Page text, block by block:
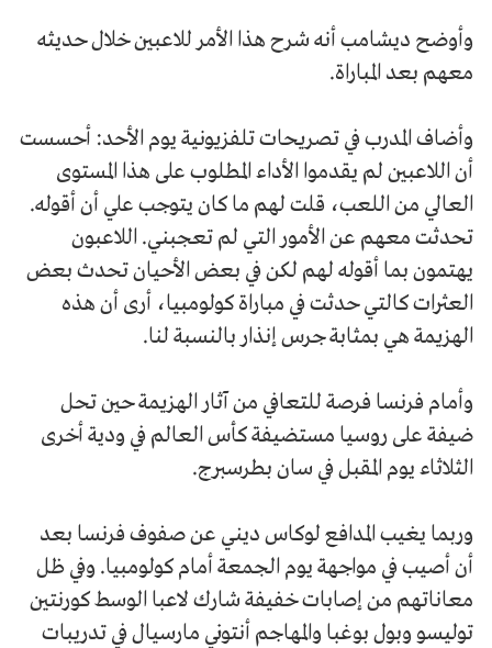
وأوضح ديشامب أنه شرح هذا الأمر للاعبين خلال حديثه
معهم بعد المباراة.
وأضاف المدرب في تصريحات تلفزيونية يوم الأحد: أحسست
أن اللاعبين لم يقدموا الأداء المطلوب على هذا المستوى
العالي من اللعب، قلت لهم ما كان يتوجب علي أن أقوله.
تحدثت معهم عن الأمور التي لم تعجبني. اللاعبون
يهتمون بما أقوله لهم لكن في بعض الأحيان تحدث بعض
العثرات كالتي حدثت في مباراة كولومبيا، أرى أن هذه
الهزيمة هي بمثابة جرس إنذار بالنسبة لنا.
وأمام فرنسا فرصة للتعافي من آثار الهزيمة حين تحل
ضيفة على روسيا مستضيفة كأس العالم في ودية أخرى
الثلاثاء يوم المقبل في سان بطرسبرج.
وربما يغيب المدافع لوكاس ديني عن صفوف فرنسا بعد
أن أصيب في مواجهة يوم الجمعة أمام كولومبيا. وفي ظل
معاناتهم من إصابات خفيفة شارك لاعبا الوسط كورنتين
توليسو وبول بوغبا والمهاجم أنتوني مارسيال في تدريبات